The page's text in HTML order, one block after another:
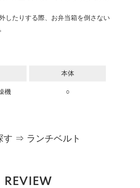
したりする際、お弁当箱を倒さない
本体
機 ○
す ⇒ ランチベルト
REVIEW